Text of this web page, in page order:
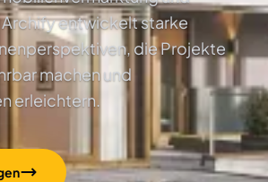
entwickelt starke
die Projekte
machen und
erleichtern.